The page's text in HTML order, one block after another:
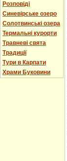
Розповіді
Синевірське озеро
Солотвинські озера
Термальні курорти
Травневі свята
Традиції
Тури в Карпати
Храми Буковини